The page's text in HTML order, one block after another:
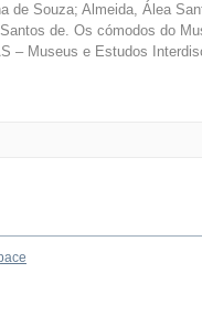
de Souza; Almeida, Álea
de. Os cómodos do
– Museus e Estudos